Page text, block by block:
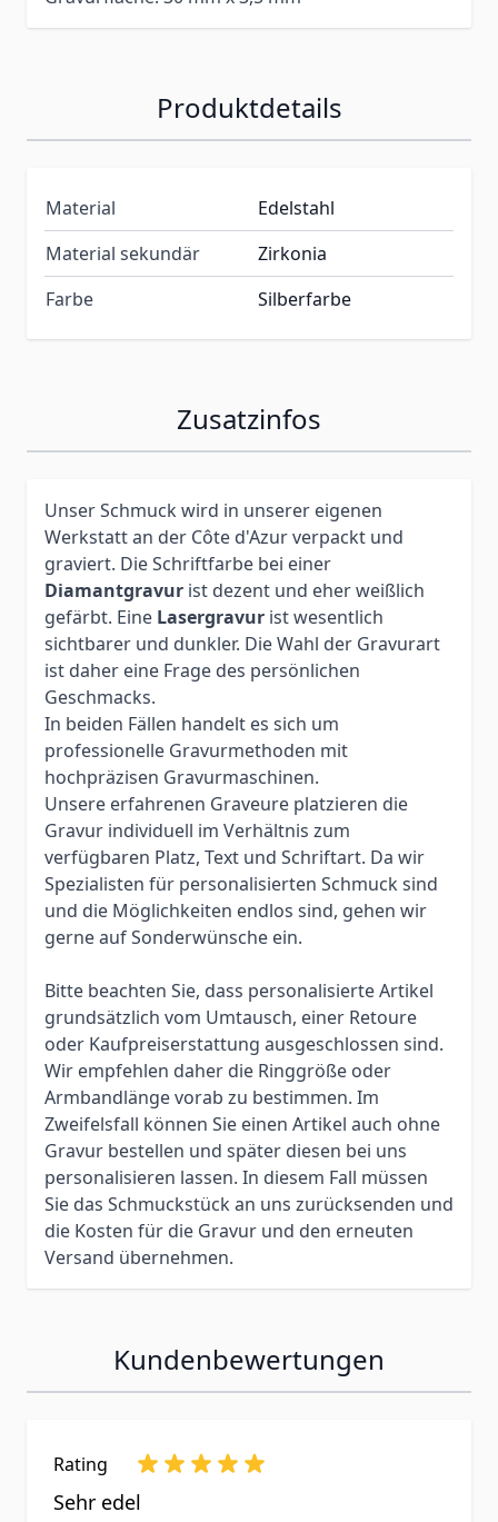
Produktdetails
Material
Edelstahl
Material sekundär
Zirkonia
Farbe
Silberfarbe
Zusatzinfos
Unser Schmuck wird in unserer eigenen
Werkstatt an der Côte d'Azur verpackt und
graviert. Die Schriftfarbe bei einer
Diamantgravur ist dezent und eher weißlich
gefärbt. Eine Lasergravur ist wesentlich
sichtbarer und dunkler. Die Wahl der Gravurart
ist daher eine Frage des persönlichen
Geschmacks.
In beiden Fällen handelt es sich um
professionelle Gravurmethoden mit
hochpräzisen Gravurmaschinen.
Unsere erfahrenen Graveure platzieren die
Gravur individuell im Verhältnis zum
verfügbaren Platz, Text und Schriftart. Da wir
Spezialisten für personalisierten Schmuck sind
und die Möglichkeiten endlos sind, gehen wir
gerne auf Sonderwünsche ein.
Bitte beachten Sie, dass personalisierte Artikel
grundsätzlich vom Umtausch, einer Retoure
oder Kaufpreiserstattung ausgeschlossen sind.
Wir empfehlen daher die Ringgröße oder
Armbandlänge vorab zu bestimmen. Im
Zweifelsfall können Sie einen Artikel auch ohne
Gravur bestellen und später diesen bei uns
personalisieren lassen. In diesem Fall müssen
Sie das Schmuckstück an uns zurücksenden und
die Kosten für die Gravur und den erneuten
Versand übernehmen.
Kundenbewertungen
Rating
Sehr edel